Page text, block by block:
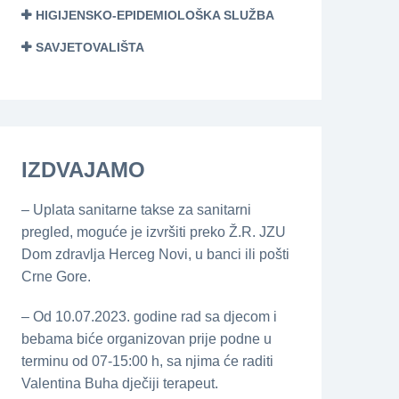
HIGIJENSKO-EPIDEMIOLOŠKA SLUŽBA
SAVJETOVALIŠTA
IZDVAJAMO
– Uplata sanitarne takse za sanitarni
pregled, moguće je izvršiti preko Ž.R. JZU
Dom zdravlja Herceg Novi, u banci ili pošti
Crne Gore.
– Od 10.07.2023. godine rad sa djecom i
bebama biće organizovan prije podne u
terminu od 07-15:00 h, sa njima će raditi
Valentina Buha dječiji terapeut.